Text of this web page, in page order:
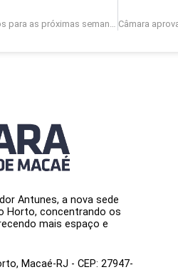
Antunes, a nova sede
Horto, concentrando os
mais espaço e
Macaé-RJ - CEP: 27947-